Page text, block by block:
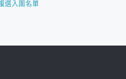
選入圍名單